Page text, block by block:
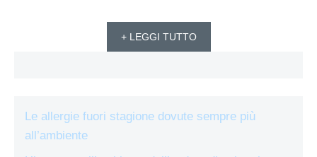
+ LEGGI TUTTO
Le allergie fuori stagione dovute sempre più
all’ambiente